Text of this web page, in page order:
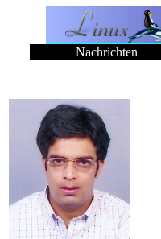
Nachrichten